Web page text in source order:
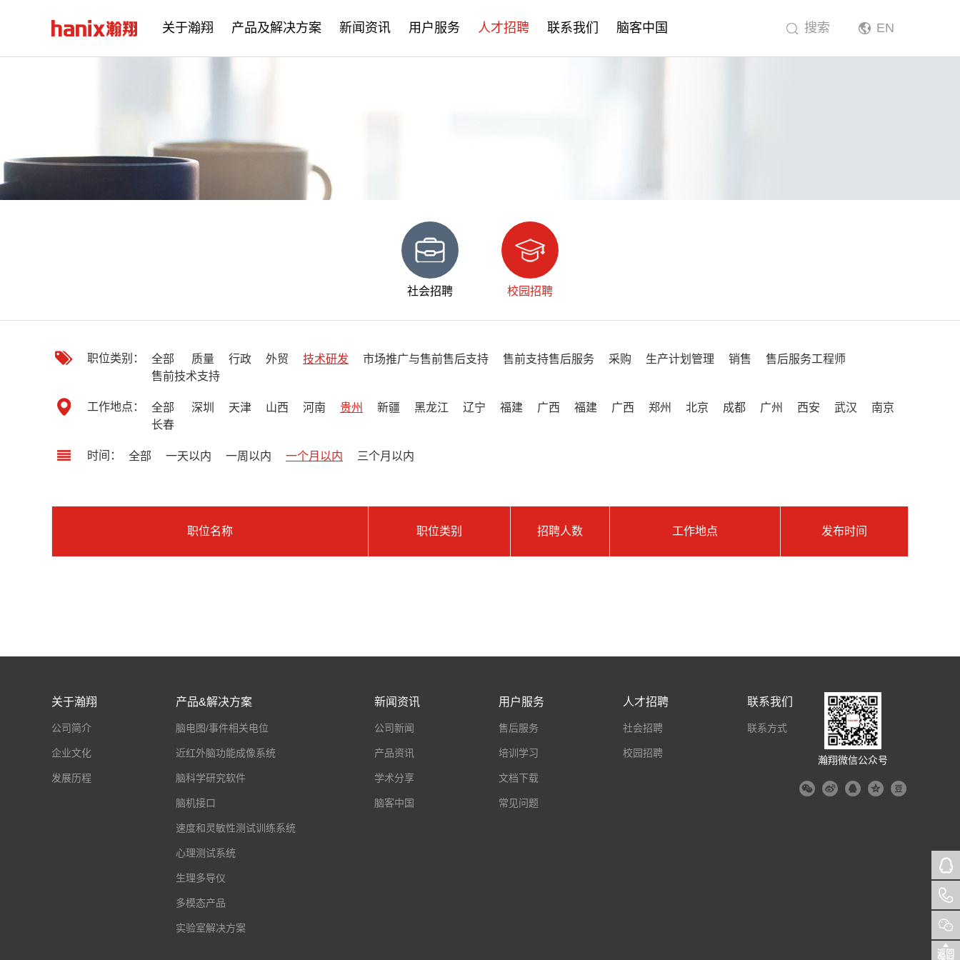
关于瀚翔 产品及解决方案 新闻资讯 用户服务 人才招聘 联系我们 脑客中国 EN
搜索
社会招聘 校园招聘
职位类别： 全部 质量 行政 外贸 技术研发 市场推广与售前售后支持 售前支持售后服务 采购 生产计划管理 销售
售后服务工程师
售前技术支持
工作地点： 全部 深圳 天津 山西 河南 贵州 新疆 黑龙江 辽宁 福建 广西 福建 广西 郑州 北京 成都 广州 西安 武汉
南京
长春
时间： 全部 一天以内 一周以内 一个月以内 三个月以内
职位名称 职位类别 招聘人数 工作地点 发布时间
瀚翔微信公众号
关于瀚翔
公司简介
企业文化
发展历程
产品&解决方案
脑电图/事件相关电位
近红外脑功能成像系统
脑科学研究软件
脑机接口
速度和灵敏性测试训练系统
心理测试系统
生理多导仪
多模态产品
实验室解决方案
新闻资讯
公司新闻
产品资讯
学术分享
脑客中国
用户服务
售后服务
培训学习
文档下载
常见问题
人才招聘
社会招聘
校园招聘
联系我们
联系方式
返回